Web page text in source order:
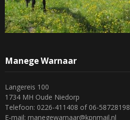
Manege Warnaar
Langereis 100
1734 MH Oude Niedorp
Telefoon: 0226-411408 of 06-58728198
E-mail: manegewarnaar@kpnmail.nl